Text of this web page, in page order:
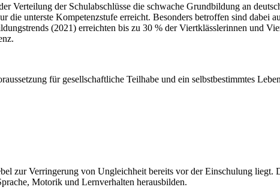
Verteilung der Schulabschlüsse die schwache Grundbildung an
die unterste Kompetenzstufe erreicht. Besonders betroffen sind dabei
(2021) erreichten bis zu 30 % der Viertklässlerinnen und
für gesellschaftliche Teilhabe und ein selbstbestimmtes
zur Verringerung von Ungleichheit bereits vor der Einschulung liegt.
Motorik und Lernverhalten herausbilden.